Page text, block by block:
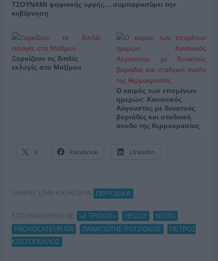
ΤΣΟΥΝΑΜΙ ψηφιακής οργής… συμπαρασύρει την
κυβέρνηση
Ξορκίζουν τις διπλές
εκλογές στο Μαξίμου
Ο καιρός των επομένων
ημερών: Κανονικός
Αύγουστος με δυνατούς
βοριάδες και σταδιακή
άνοδο της θερμοκρασίας
X Facebook LinkedIn
ΑΝΗΚΕΙ ΣΤΗΝ ΚΑΤΗΓΟΡΙΑ: ΠΕΡΙΟΔΙΚΑ
ΕΠΙΣΗΜΑΣΜΕΝΟ ΜΕ: «4 ΤΡΟΧΟΙ» HELLO! NITRO
PROVOCATEUR.GR
ΠΑΝΑΓΙΩΤΗΣ ΡΟΤΖΙΩΚΟΣ
ΠΕΤΡΟΣ
ΚΩΣΤΟΠΟΥΛΟΣ